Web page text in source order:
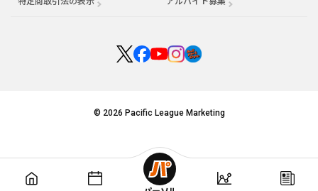
© 2026 Pacific League Marketing